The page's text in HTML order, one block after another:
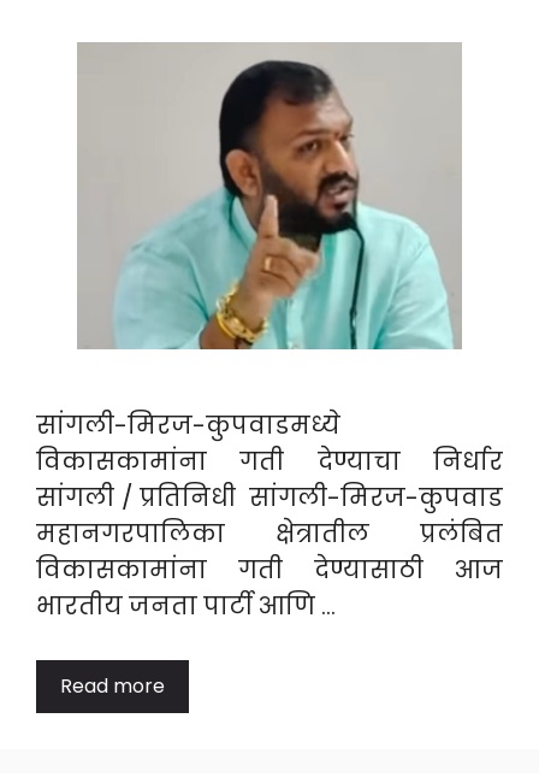
सांगली-मिरज-कुपवाडमध्ये
विकासकामांना गती देण्याचा निर्धार
सांगली / प्रतिनिधी सांगली-मिरज-कुपवाड
महानगरपालिका क्षेत्रातील प्रलंबित
विकासकामांना गती देण्यासाठी आज
भारतीय जनता पार्टी आणि …
Read more